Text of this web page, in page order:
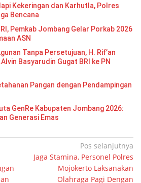
Kekeringan dan Karhutla, Polres
Bencana
Pemkab Jombang Gelar Porkab 2026
ASN
Tanpa Persetujuan, H. Rif’an
Basyarudin Gugat BRI ke PN
Pangan dengan Pendampingan
GenRe Kabupaten Jombang 2026:
Generasi Emas
Pos selanjutnya
Jaga Stamina, Personel Polres
Mojokerto Laksanakan
Olahraga Pagi Dengan